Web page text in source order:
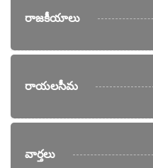
రాజకీయాలు
రాయలసీమ
వార్తలు